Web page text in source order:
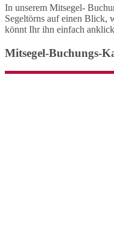
In unserem Mitsegel-
Segeltörns auf einen Blick,
könnt Ihr ihn einfach
Mitsegel-Buchungs-